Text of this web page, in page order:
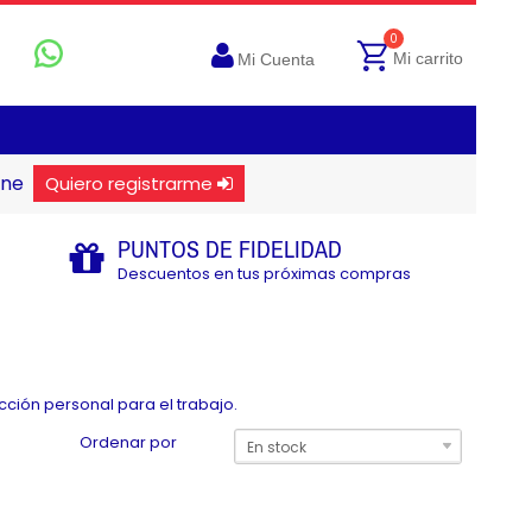
Mi Cuenta
0
Mi carrito
Quiero registrarme
PUNTOS DE FIDELIDAD
Descuentos en tus próximas compras
personal para el trabajo.
Ordenar por
En stock